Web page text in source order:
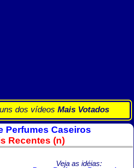
dos vídeos Mais Votados
Perfumes Caseiros
Recentes (n)
Veja as idéias: